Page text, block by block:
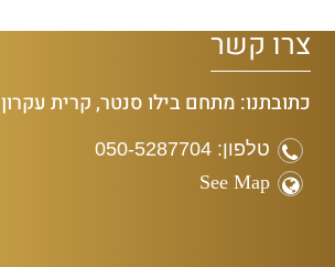
צרו קשר
כתובתנו: מתחם בילו סנטר, קרית עקרון
טלפון: 050-5287704
See Map